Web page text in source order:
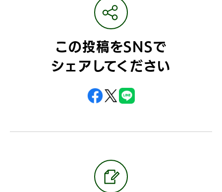
この投稿をSNSで
シェアしてください